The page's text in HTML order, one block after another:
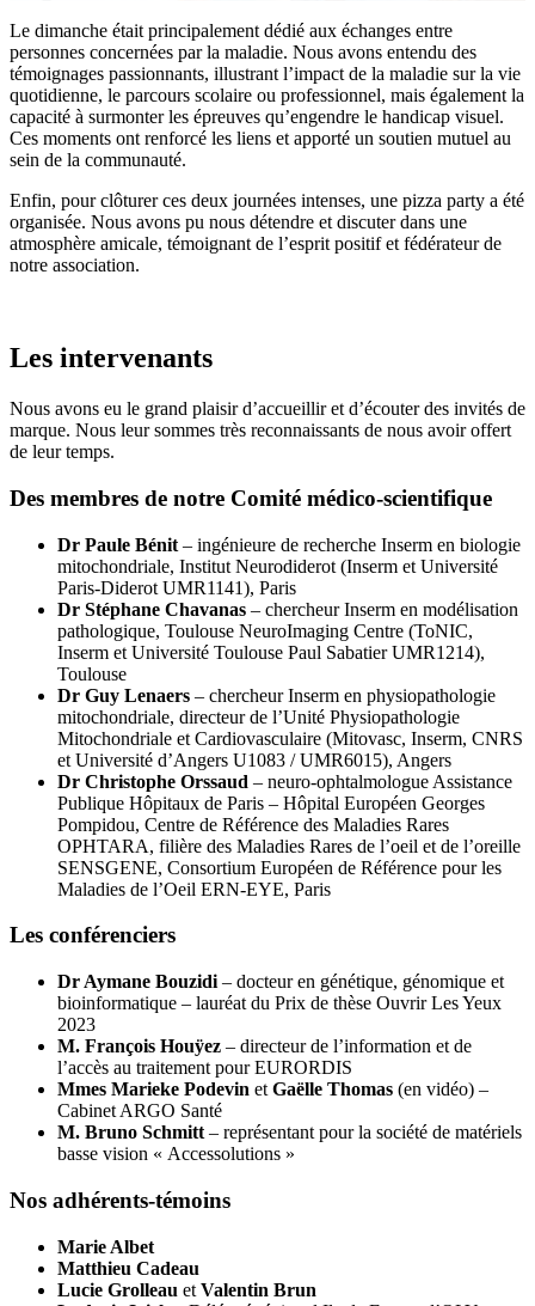
Le dimanche était principalement dédié aux échanges entre
personnes concernées par la maladie. Nous avons entendu des
témoignages passionnants, illustrant l’impact de la maladie sur la vie
quotidienne, le parcours scolaire ou professionnel, mais également la
capacité à surmonter les épreuves qu’engendre le handicap visuel.
Ces moments ont renforcé les liens et apporté un soutien mutuel au
sein de la communauté.
Enfin, pour clôturer ces deux journées intenses, une pizza party a été
organisée. Nous avons pu nous détendre et discuter dans une
atmosphère amicale, témoignant de l’esprit positif et fédérateur de
notre association.
Les intervenants
Nous avons eu le grand plaisir d’accueillir et d’écouter des invités de
marque. Nous leur sommes très reconnaissants de nous avoir offert
de leur temps.
Des membres de notre Comité médico-scientifique
Dr Paule Bénit – ingénieure de recherche Inserm en biologie
mitochondriale, Institut Neurodiderot (Inserm et Université
Paris-Diderot UMR1141), Paris
Dr Stéphane Chavanas – chercheur Inserm en modélisation
pathologique, Toulouse NeuroImaging Centre (ToNIC,
Inserm et Université Toulouse Paul Sabatier UMR1214),
Toulouse
Dr Guy Lenaers – chercheur Inserm en physiopathologie
mitochondriale, directeur de l’Unité Physiopathologie
Mitochondriale et Cardiovasculaire (Mitovasc, Inserm, CNRS
et Université d’Angers U1083 / UMR6015), Angers
Dr Christophe Orssaud – neuro-ophtalmologue Assistance
Publique Hôpitaux de Paris – Hôpital Européen Georges
Pompidou, Centre de Référence des Maladies Rares
OPHTARA, filière des Maladies Rares de l’oeil et de l’oreille
SENSGENE, Consortium Européen de Référence pour les
Maladies de l’Oeil ERN-EYE, Paris
Les conférenciers
Dr Aymane Bouzidi – docteur en génétique, génomique et
bioinformatique – lauréat du Prix de thèse Ouvrir Les Yeux
2023
M. François Houÿez – directeur de l’information et de
l’accès au traitement pour EURORDIS
Mmes Marieke Podevin et Gaëlle Thomas (en vidéo) –
Cabinet ARGO Santé
M. Bruno Schmitt – représentant pour la société de matériels
basse vision « Accessolutions »
Nos adhérents-témoins
Marie Albet
Matthieu Cadeau
Lucie Grolleau et Valentin Brun